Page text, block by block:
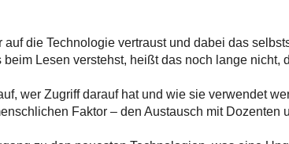
auf die Technologie vertraust und dabei das
Lesen verstehst, heißt das noch lange nicht,
wer Zugriff darauf hat und wie sie verwendet
Faktor – den Austausch mit Dozenten